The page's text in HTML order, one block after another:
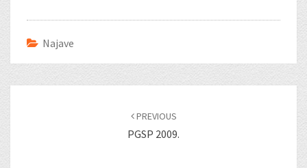
Najave
PREVIOUS
PGSP 2009.